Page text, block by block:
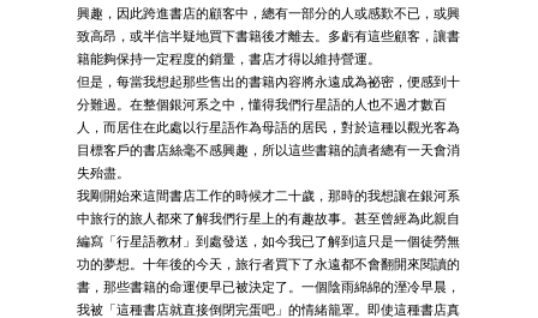
興趣，因此跨進書店的顧客中，總有一部分的人或感歎不已，或興
致高昂，或半信半疑地買下書籍後才離去。多虧有這些顧客，讓書
籍能夠保持一定程度的銷量，書店才得以維持營運。
但是，每當我想起那些售出的書籍內容將永遠成為祕密，便感到十
分難過。在整個銀河系之中，懂得我們行星語的人也不過才數百
人，而居住在此處以行星語作為母語的居民，對於這種以觀光客為
目標客戶的書店絲毫不感興趣，所以這些書籍的讀者總有一天會消
失殆盡。
我剛開始來這間書店工作的時候才二十歲，那時的我想讓在銀河系
中旅行的旅人都來了解我們行星上的有趣故事。甚至曾經為此親自
編寫「行星語教材」到處發送，如今我已了解到這只是一個徒勞無
功的夢想。十年後的今天，旅行者買下了永遠都不會翻開來閱讀的
書，那些書籍的命運便早已被決定了。一個陰雨綿綿的溼冷早晨，
我被「這種書店就直接倒閉完蛋吧」的情緒籠罩。即使這種書店真